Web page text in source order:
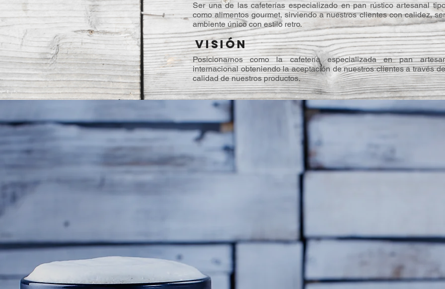
Ser una de las cafeterías especializado en pan rústico artesanal
como alimentos gourmet, sirviendo a nuestros clientes con calidez,
ambiente único con estilo retro.
VISIÓN
​Posicionarnos como la cafetería especializada en pan
internacional obteniendo la aceptación de nuestros clientes a través
calidad de nuestros productos.